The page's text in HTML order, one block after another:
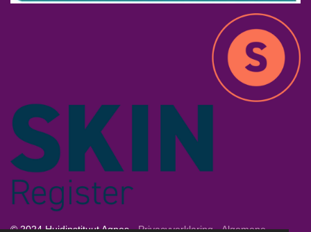
© 2024 Huidinstituut Agnes -Privacyverklaring-Algemene